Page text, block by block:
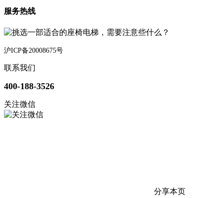
服务热线
沪ICP备20008675号
联系我们
400-188-3526
关注微信
分享本页